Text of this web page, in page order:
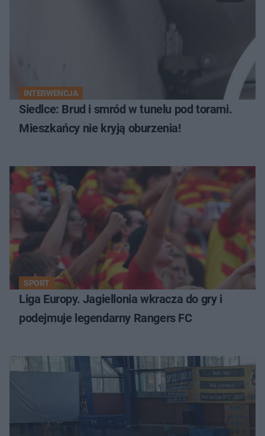
INTERWENCJA
Siedlce: Brud i smród w tunelu pod torami.
Mieszkańcy nie kryją oburzenia!
SPORT
Liga Europy. Jagiellonia wkracza do gry i
podejmuje legendarny Rangers FC